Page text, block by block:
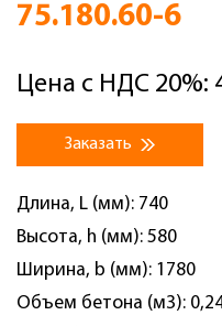
75.180.60-6
Цена с НДС 20%:
Заказать
Длина, L (мм): 740
Высота, h (мм): 580
Ширина, b (мм): 1780
Объем бетона (м3):